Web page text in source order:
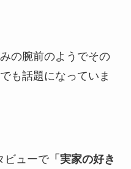
の腕前のようでその
も話題になっていま
ビューで「実家の好き